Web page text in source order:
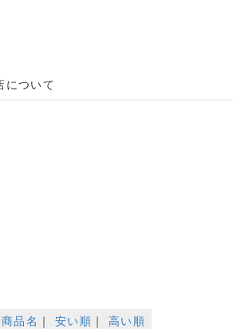
について
商品名 ｜ 安い順 ｜ 高い順